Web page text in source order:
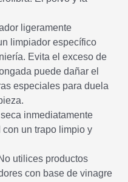
ligeramente
limpiador específico
Evita el exceso de
puede dañar el
especiales para duela
inmediatamente
un trapo limpio y
utilices productos
con base de vinagre